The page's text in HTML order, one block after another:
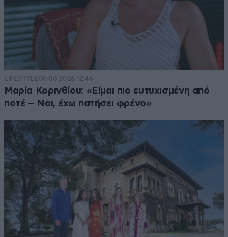
LIFESTYLE06·08·2026 12:46
Μαρία Κορινθίου: «Είμαι πιο ευτυχισμένη από
ποτέ – Ναι, έχω πατήσει φρένο»